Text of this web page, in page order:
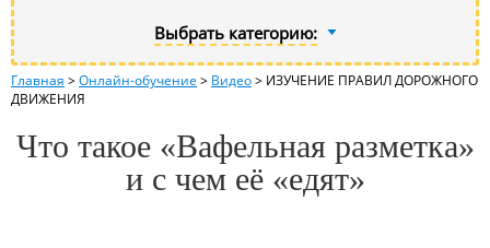
Выбрать категорию:
Главная >Онлайн-обучение > Видео> ИЗУЧЕНИЕ ПРАВИЛ ДОРОЖНОГО
ДВИЖЕНИЯ
Что такое «Вафельная разметка»
и с чем её «едят»